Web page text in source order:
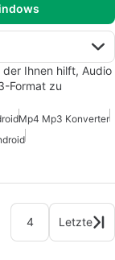
Ihnen hilft, Audio
Format zu
Mp4 Mp3 Konverter
4 Letzte